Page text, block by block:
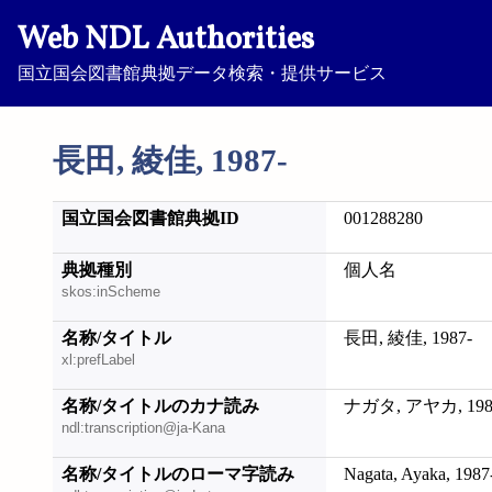
Web NDL Authorities
国立国会図書館典拠データ検索・提供サービス
長田, 綾佳, 1987-
国立国会図書館典拠ID 001288280
典拠種別
skos:inScheme
個人名
名称/タイトル
xl:prefLabel
長田, 綾佳, 1987-
名称/タイトルのカナ読み
ndl:transcription@ja-Kana
ナガタ, アヤカ,
名称/タイトルのローマ字読み Nagata, Ayaka,